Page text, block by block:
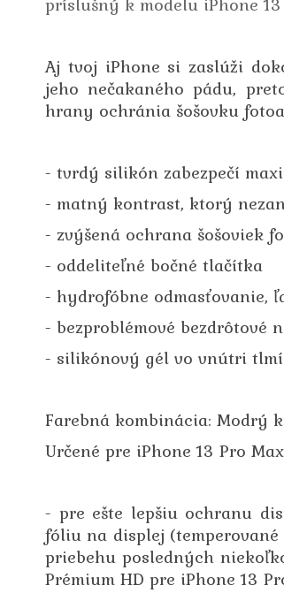
Aj tvoj iPhone si zaslúži
jeho nečakaného pádu,
hrany ochránia šošovku
- tvrdý silikón zabezpečí
- matný kontrast, ktorý
- zvýšená ochrana šošoviek
- oddeliteľné bočné tlačítka
- hydrofóbne odmasťovanie,
- bezproblémové bezdrôtové
- silikónový gél vo vnútri
Farebná kombinácia: Modrý
Určené pre iPhone 13 Pro
- pre ešte lepšiu ochranu
fóliu na displej
priebehu posledných
Prémium HD pre iPhone 13